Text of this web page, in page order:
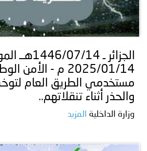
الجزائر ـ 1446/07/
2025/01/14 م -
مستخدمي الطريق العام
والحذر أثناء تنقلاتهم..
وزارة الداخلية المزيد